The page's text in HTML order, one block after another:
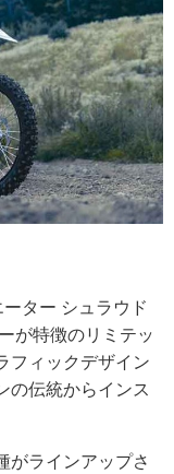
ター シュラウド
が特徴のリミテッ
フィックデザイン
の伝統からインス
がラインアップさ